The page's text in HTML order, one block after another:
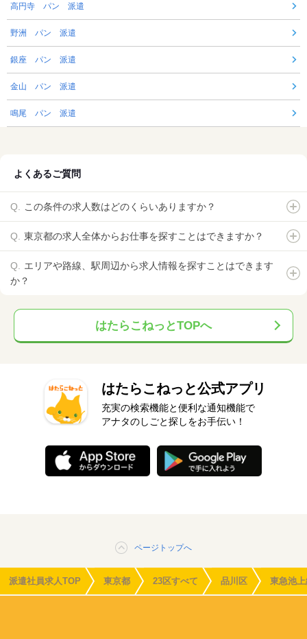
高円寺 パン 派遣
野洲 パン 派遣
銀座 パン 派遣
金山 パン 派遣
鳴尾 パン 派遣
よくあるご質問
この条件の求人数はどのくらいありますか？
東京都の求人全体からお仕事を探すことはできますか？
エリアや路線、駅周辺から求人情報を探すことはできます
か？
はたらこねっとTOPへ
はたらこねっと公式アプリ
充実の検索機能と便利な通知機能で
アナタのしごと探しをお手伝い！
ページトップへ
派遣社員求人TOP 東京都 23区すべて 品川区 東急池